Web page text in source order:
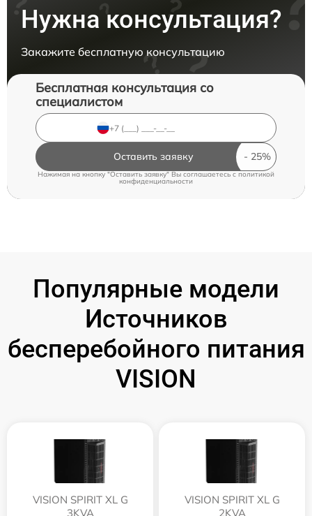
Нужна консультация?
Закажите бесплатную консультацию
Бесплатная консультация со
специалистом
Оставить заявку
Нажимая на кнопку "Оставить заявку" Вы соглашаетесь c политикой
конфиденциальности
Популярные модели
Источников
бесперебойного питания
VISION
VISION SPIRIT XL G
3KVA
VISION SPIRIT XL G
2KVA